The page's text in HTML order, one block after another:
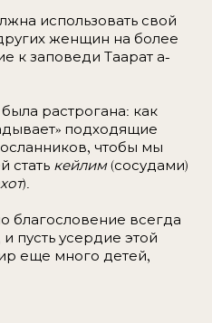
использовать свой
женщин на более
к заповеди Таарат а-
растрогана: как
подходящие
чтобы мы
стать кейлим(сосудами)
).
благословение всегда
пусть усердие этой
еще много детей,